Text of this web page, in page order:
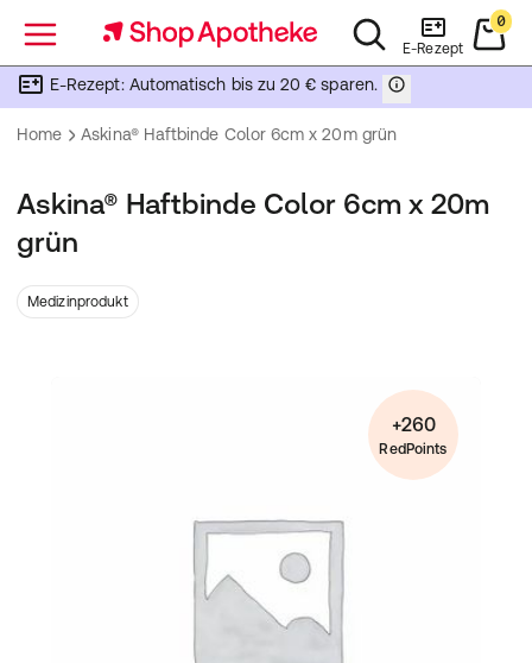
Menü E-Rezept
0
E-Rezept: Automatisch bis zu 20 € sparen.
Home Askina® Haftbinde Color 6cm x 20m grün
Askina® Haftbinde Color 6cm x 20m
grün
Medizinprodukt
+260
RedPoints